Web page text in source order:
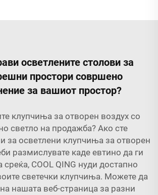
осветлените столови за
простори совршено
за вашиот простор?
клупчиња за отворен воздух со
светло на продажба? Ако сте
за осветлени клупчиња за отворен
размислувате каде евтино да ги
среќа, COOL QING нуди достапно
светечки клупчиња. Можете да
нашата веб-страница за разни